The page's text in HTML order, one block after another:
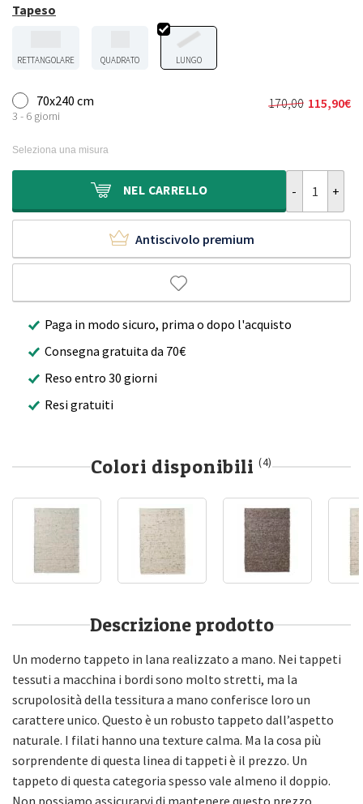
Tapeso
RETTANGOLARE QUADRATO LUNGO
70x240 cm
3 - 6 giorni
170,00
Il
170,00€.
115,90€
Il
115,90€.
Seleziona una misura
NEL CARRELLO
Antiscivolo premium
Paga in modo sicuro, prima o dopo l'acquisto
Consegna gratuita da 70€
Reso entro 30 giorni
Resi gratuiti
Colori disponibili (4)
Descrizione prodotto
Un moderno tappeto in lana realizzato a mano. Nei tappeti
tessuti a macchina i bordi sono molto stretti, ma la
scrupolosità della tessitura a mano conferisce loro un
carattere unico. Questo è un robusto tappeto dall’aspetto
naturale. I filati hanno una texture calma. Ma la cosa più
sorprendente di questa linea di tappeti è il prezzo. Un
tappeto di questa categoria spesso vale almeno il doppio.